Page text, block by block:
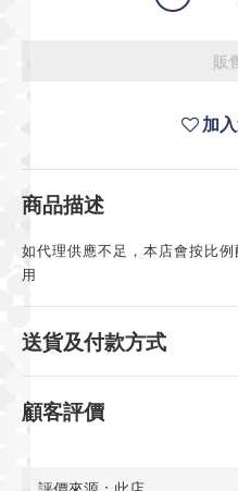
販
加
商品描述
如代理供應不足，本店會按比
用
送貨及付款方式
顧客評價